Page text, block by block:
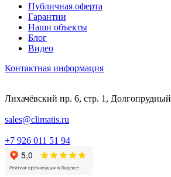
Публичная оферта
Гарантии
Наши объекты
Блог
Видео
Контактная информация
Лихачёвский пр. 6, стр. 1, Долгопрудный
sales@climatis.ru
+7 926 011 51 94